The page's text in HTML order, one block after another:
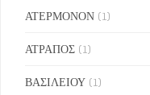
ΑΤΕΡΜΟΝΟΝ (1)
ΑΤΡΑΠΟΣ (1)
ΒΑΣΙΛΕΙΟΥ (1)